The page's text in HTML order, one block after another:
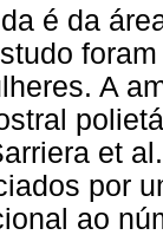
é da
A
et
por
ao